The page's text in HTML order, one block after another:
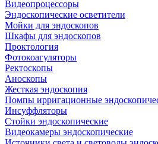
Видеопроцессоры
Эндоскопические осветители
Мойки для эндоскопов
Шкафы для эндоскопов
Проктология
Фотокоагуляторы
Ректоскопы
Аноскопы
Жесткая эндоскопия
Помпы ирригационные
Инсуффляторы
Стойки эндоскопические
Видеокамеры эндоскопические